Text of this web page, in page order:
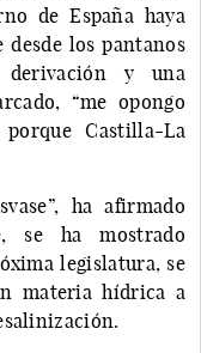
de España haya
los pantanos
y una
“me opongo
Castilla-La
ha afirmado
se ha mostrado
legislatura, se
materia hídrica a